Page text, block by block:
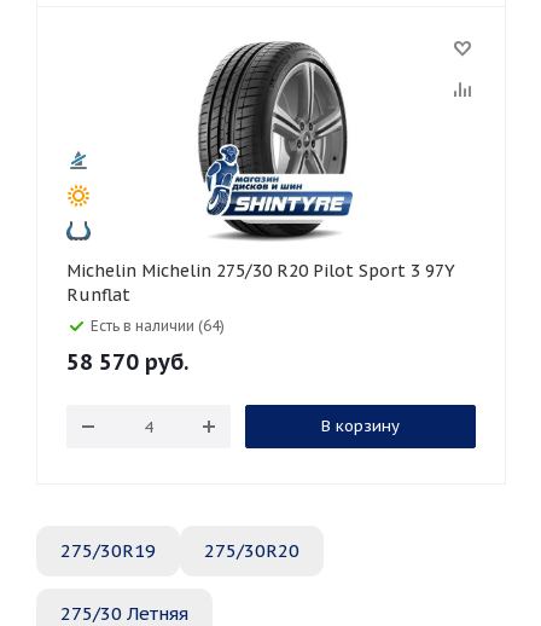
Michelin Michelin 275/30 R20 Pilot Sport 3 97Y
Runflat
Есть в наличии (64)
58 570 руб.
В корзину
275/30R19 275/30R20
275/30 Летняя